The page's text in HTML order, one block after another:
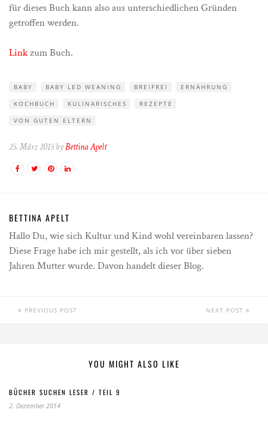
für dieses Buch kann also aus unterschiedlichen Gründen
getroffen werden.
Linkzum Buch.
BABY BABY LED WEANING BREIFREI
ERNÄHRUNG
KOCHBUCH
KULINARISCHES
REZEPTE
VON GUTEN ELTERN
25. März 2015 byBettina Apelt
BETTINA APELT
Hallo Du, wie sich Kultur und Kind wohl vereinbaren lassen?
Diese Frage habe ich mir gestellt, als ich vor über sieben
Jahren Mutter wurde. Davon handelt dieser Blog.
PREVIOUS POST NEXT POST
YOU MIGHT ALSO LIKE
BÜCHER SUCHEN LESER / TEIL 9
2. Dezember 2014